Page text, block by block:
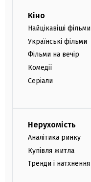
Кіно
Найцікавіші фільми
Українські фільми
Фільми на вечір
Комедії
Серіали
Нерухомість
Аналітика ринку
Купівля житла
Тренди і натхнення